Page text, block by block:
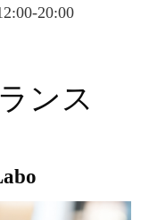
20:00
ンス